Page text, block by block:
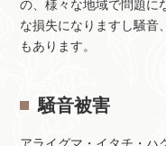
の、様々な地域で問題に
な損失になりますし騒音
もあります。
騒音被害